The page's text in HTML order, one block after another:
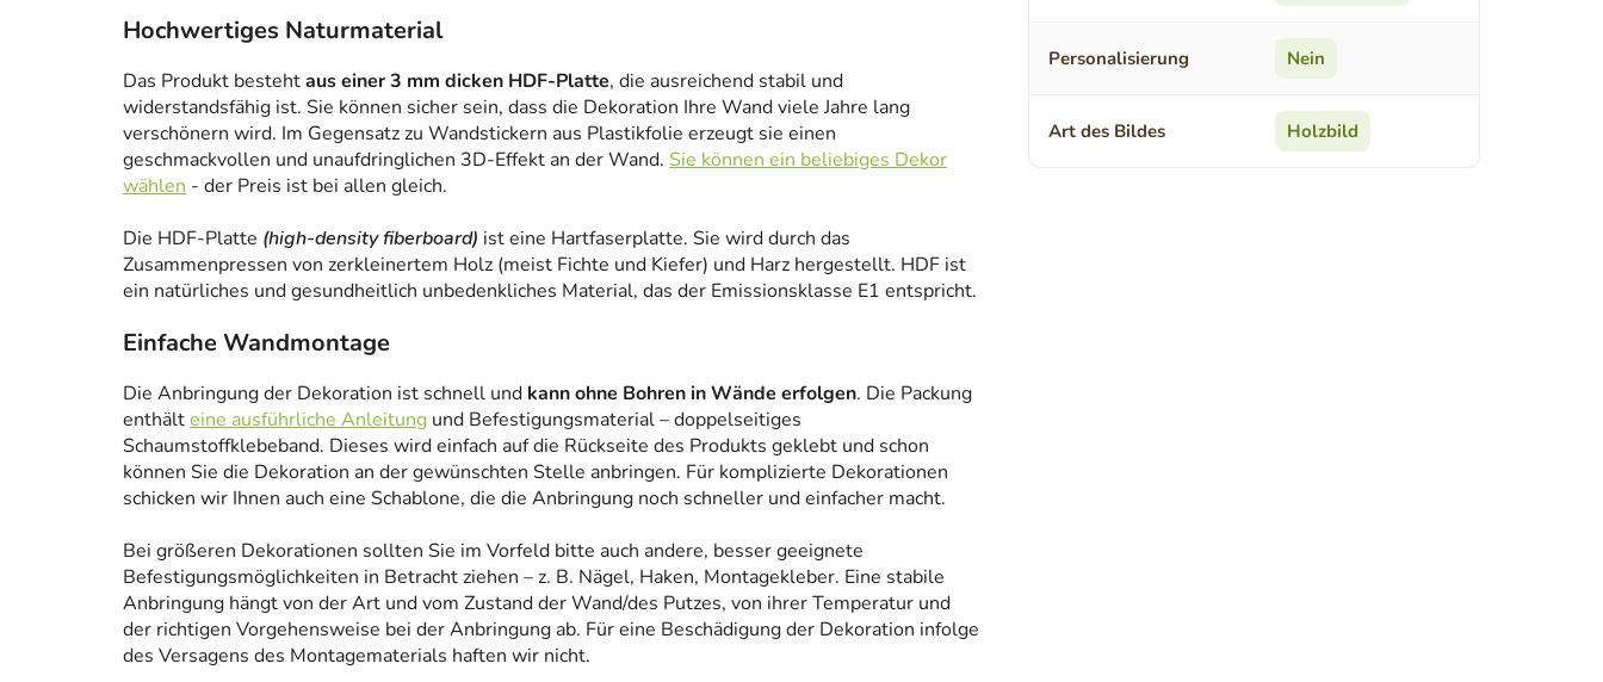
Hochwertiges Naturmaterial
Das Produkt bestehtaus einer 3 mm dicken HDF-Platte, die ausreichend stabil und
widerstandsfähig ist. Sie können sicher sein, dass die Dekoration Ihre Wand viele Jahre lang
verschönern wird. Im Gegensatz zu Wandstickern aus Plastikfolie erzeugt sie einen
geschmackvollen und unaufdringlichen 3D-Effekt an der Wand. Sie können ein beliebiges Dekor
wählen - der Preis ist bei allen gleich.
Die HDF-Platte (high-density fiberboard) ist eine Hartfaserplatte. Sie wird durch das
Zusammenpressen von zerkleinertem Holz (meist Fichte und Kiefer) und Harz hergestellt. HDF ist
ein natürliches und gesundheitlich unbedenkliches Material, das der Emissionsklasse E1 entspricht.
Einfache Wandmontage
Die Anbringung der Dekoration ist schnell und kann ohne Bohren in Wände erfolgen. Die Packung
enthälteine ausführliche Anleitung und Befestigungsmaterial – doppelseitiges
Schaumstoffklebeband. Dieses wird einfach auf die Rückseite des Produkts geklebt und schon
können Sie die Dekoration an der gewünschten Stelle anbringen. Für komplizierte Dekorationen
schicken wir Ihnen auch eine Schablone, die die Anbringung noch schneller und einfacher macht.
Bei größeren Dekorationen sollten Sie im Vorfeld bitte auch andere, besser geeignete
Befestigungsmöglichkeiten in Betracht ziehen – z. B. Nägel, Haken, Montagekleber. Eine stabile
Anbringung hängt von der Art und vom Zustand der Wand/des Putzes, von ihrer Temperatur und
der richtigen Vorgehensweise bei der Anbringung ab. Für eine Beschädigung der Dekoration infolge
des Versagens des Montagematerials haften wir nicht.
Personalisierung Nein
Art des Bildes Holzbild